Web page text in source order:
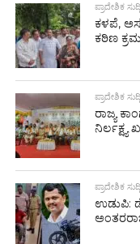
ಪ್ರಾದೇಶಿಕ
ಕಳಪೆ,
ಕಠಿಣ
ಪ್ರಾದೇಶಿಕ
ರಾಜ್ಯ
ನಿರ್ಲಕ್ಷ್ಯ
ಪ್ರಾದೇಶಿಕ
ಉಡುಪಿ: